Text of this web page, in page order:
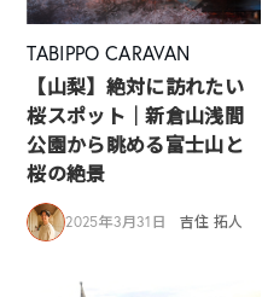
TABIPPO CARAVAN
【山梨】絶対に訪れたい
桜スポット｜新倉山浅間
公園から眺める富士山と
桜の絶景
2025年3月31日 吉住 拓人